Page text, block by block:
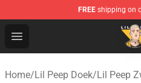
FREE shipping on
Open menu
Lil Peep Store - Official
Home/Lil Peep Doek/Lil Peep